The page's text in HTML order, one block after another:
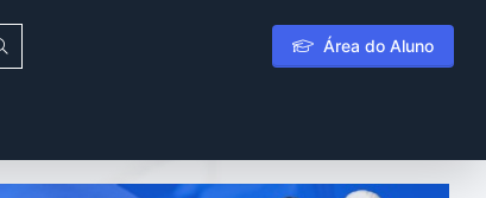
Área do Aluno